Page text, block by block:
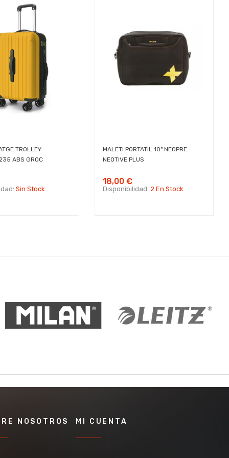
TROLLEY
ABS GROC
Sin Stock
MALETI PORTATIL 10" NEOPRE
NEOTIVE PLUS
18,00 €
Disponibilidad: 2 En Stock
NOSOTROS MI CUENTA